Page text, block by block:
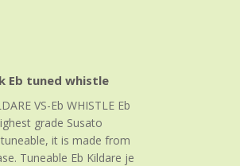
Eb tuned whistle
VS-Eb WHISTLE Eb
grade Susato
it is made from
Tuneable Eb Kildare je